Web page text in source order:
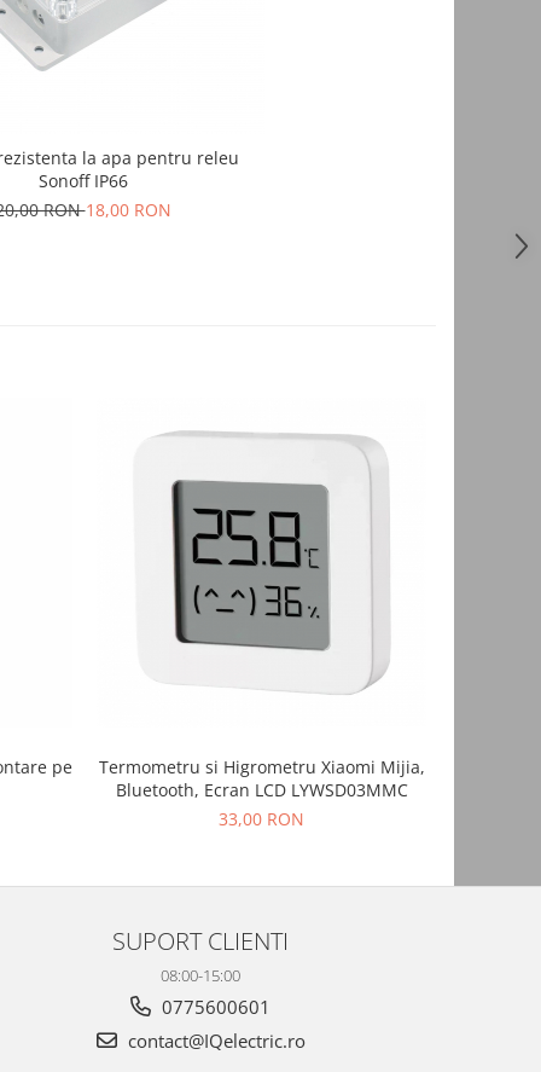
la apa pentru releu
Sonoff IP66
RON18,00 RON
pe
Termometru si Higrometru Xiaomi Mijia,
Bluetooth, Ecran LCD LYWSD03MMC
33,00 RON
SUPORT CLIENTI
08:00-15:00
0775600601
contact@IQelectric.ro